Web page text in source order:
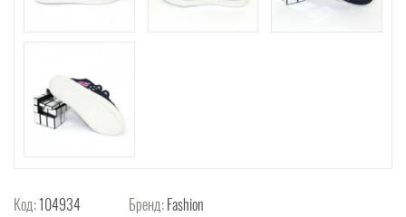
Код:104934 Бренд:Fashion